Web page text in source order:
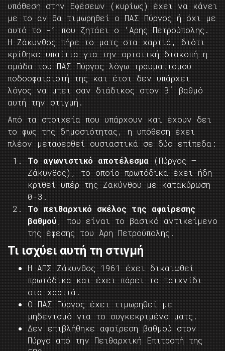
υπόθεση στην Εφέσεων (κυρίως) έχει να κάνει
με το αν θα τιμωρηθεί ο ΠΑΣ Πύργος ή όχι με
αυτό το -1 που ζητάει ο ‘Αρης Πετρούπολης.
Η Ζάκυνθος πήρε το ματς στα χαρτιά, διότι
κρίθηκε υπαίτια για την οριστική διακοπή η
ομάδα του ΠΑΣ Πύργος λόγω τραυματισμού
ποδοσφαιριστή της και έτσι δεν υπάρχει
λόγος να μπει σαν διάδικος στον Β΄ βαθμό
αυτή την στιγμή.
Από τα στοιχεία που υπάρχουν και έχουν δει
το φως της δημοσιότητας, η υπόθεση έχει
πλέον μεταφερθεί ουσιαστικά σε δύο επίπεδα:
Το αγωνιστικό αποτέλεσμα (Πύργος –
Ζάκυνθος), το οποίο πρωτόδικα έχει ήδη
κριθεί υπέρ της Ζακύνθου με κατακύρωση
0-3.
Το πειθαρχικό σκέλος της αφαίρεσης
βαθμού , που είναι το βασικό αντικείμενο
της έφεσης του Άρη Πετρούπολης.
Τι ισχύει αυτή τη στιγμή
Η ΑΠΣ Ζάκυνθος 1961 έχει δικαιωθεί
πρωτόδικα και έχει πάρει το παιχνίδι
στα χαρτιά.
Ο ΠΑΣ Πύργος έχει τιμωρηθεί με
μηδενισμό για το συγκεκριμένο ματς.
Δεν επιβλήθηκε αφαίρεση βαθμού στον
Πύργο από την Πειθαρχική Επιτροπή της